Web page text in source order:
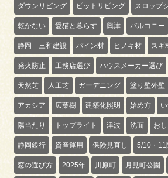
ダウンリビング ピットリビング スロップ
乾かない 愛猫と暮らす 興津 バルコニー
静岡 三和建設 パイン材 ヒノキ材 スギ
発火防止 工務店選び ハウスメーカー選び
天然芝 人工芝 ガーデニング 塗り壁外壁
アカシア 広葉樹 建築化照明 始め方
陽当たり トップライト 津波 洗面 お
静岡銀行 資産運用 保険見直し 5/10・11
窓の選び方 2025年 川原町 月見町公園